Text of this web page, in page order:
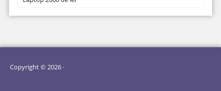
e
Copyright © 2026 ·